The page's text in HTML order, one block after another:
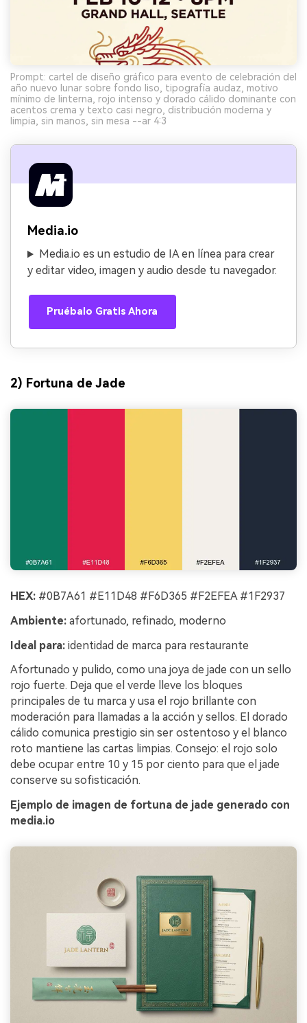
Prompt: cartel de diseño gráfico para evento de celebración del
año nuevo lunar sobre fondo liso, tipografía audaz, motivo
mínimo de linterna, rojo intenso y dorado cálido dominante con
acentos crema y texto casi negro, distribución moderna y
limpia, sin manos, sin mesa --ar 4:3
Media.io
Media.io es un estudio de IA en línea para crear
y editar video, imagen y audio desde tu navegador.
Pruébalo Gratis Ahora
2) Fortuna de Jade
HEX: #0B7A61 #E11D48 #F6D365 #F2EFEA #1F2937
Ambiente: afortunado, refinado, moderno
Ideal para: identidad de marca para restaurante
Afortunado y pulido, como una joya de jade con un sello
rojo fuerte. Deja que el verde lleve los bloques
principales de tu marca y usa el rojo brillante con
moderación para llamadas a la acción y sellos. El dorado
cálido comunica prestigio sin ser ostentoso y el blanco
roto mantiene las cartas limpias. Consejo: el rojo solo
debe ocupar entre 10 y 15 por ciento para que el jade
conserve su sofisticación.
Ejemplo de imagen de fortuna de jade generado con
media.io